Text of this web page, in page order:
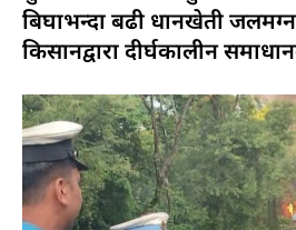
बिघाभन्दा बढी धानखेती
किसानद्वारा दीर्घकालीन